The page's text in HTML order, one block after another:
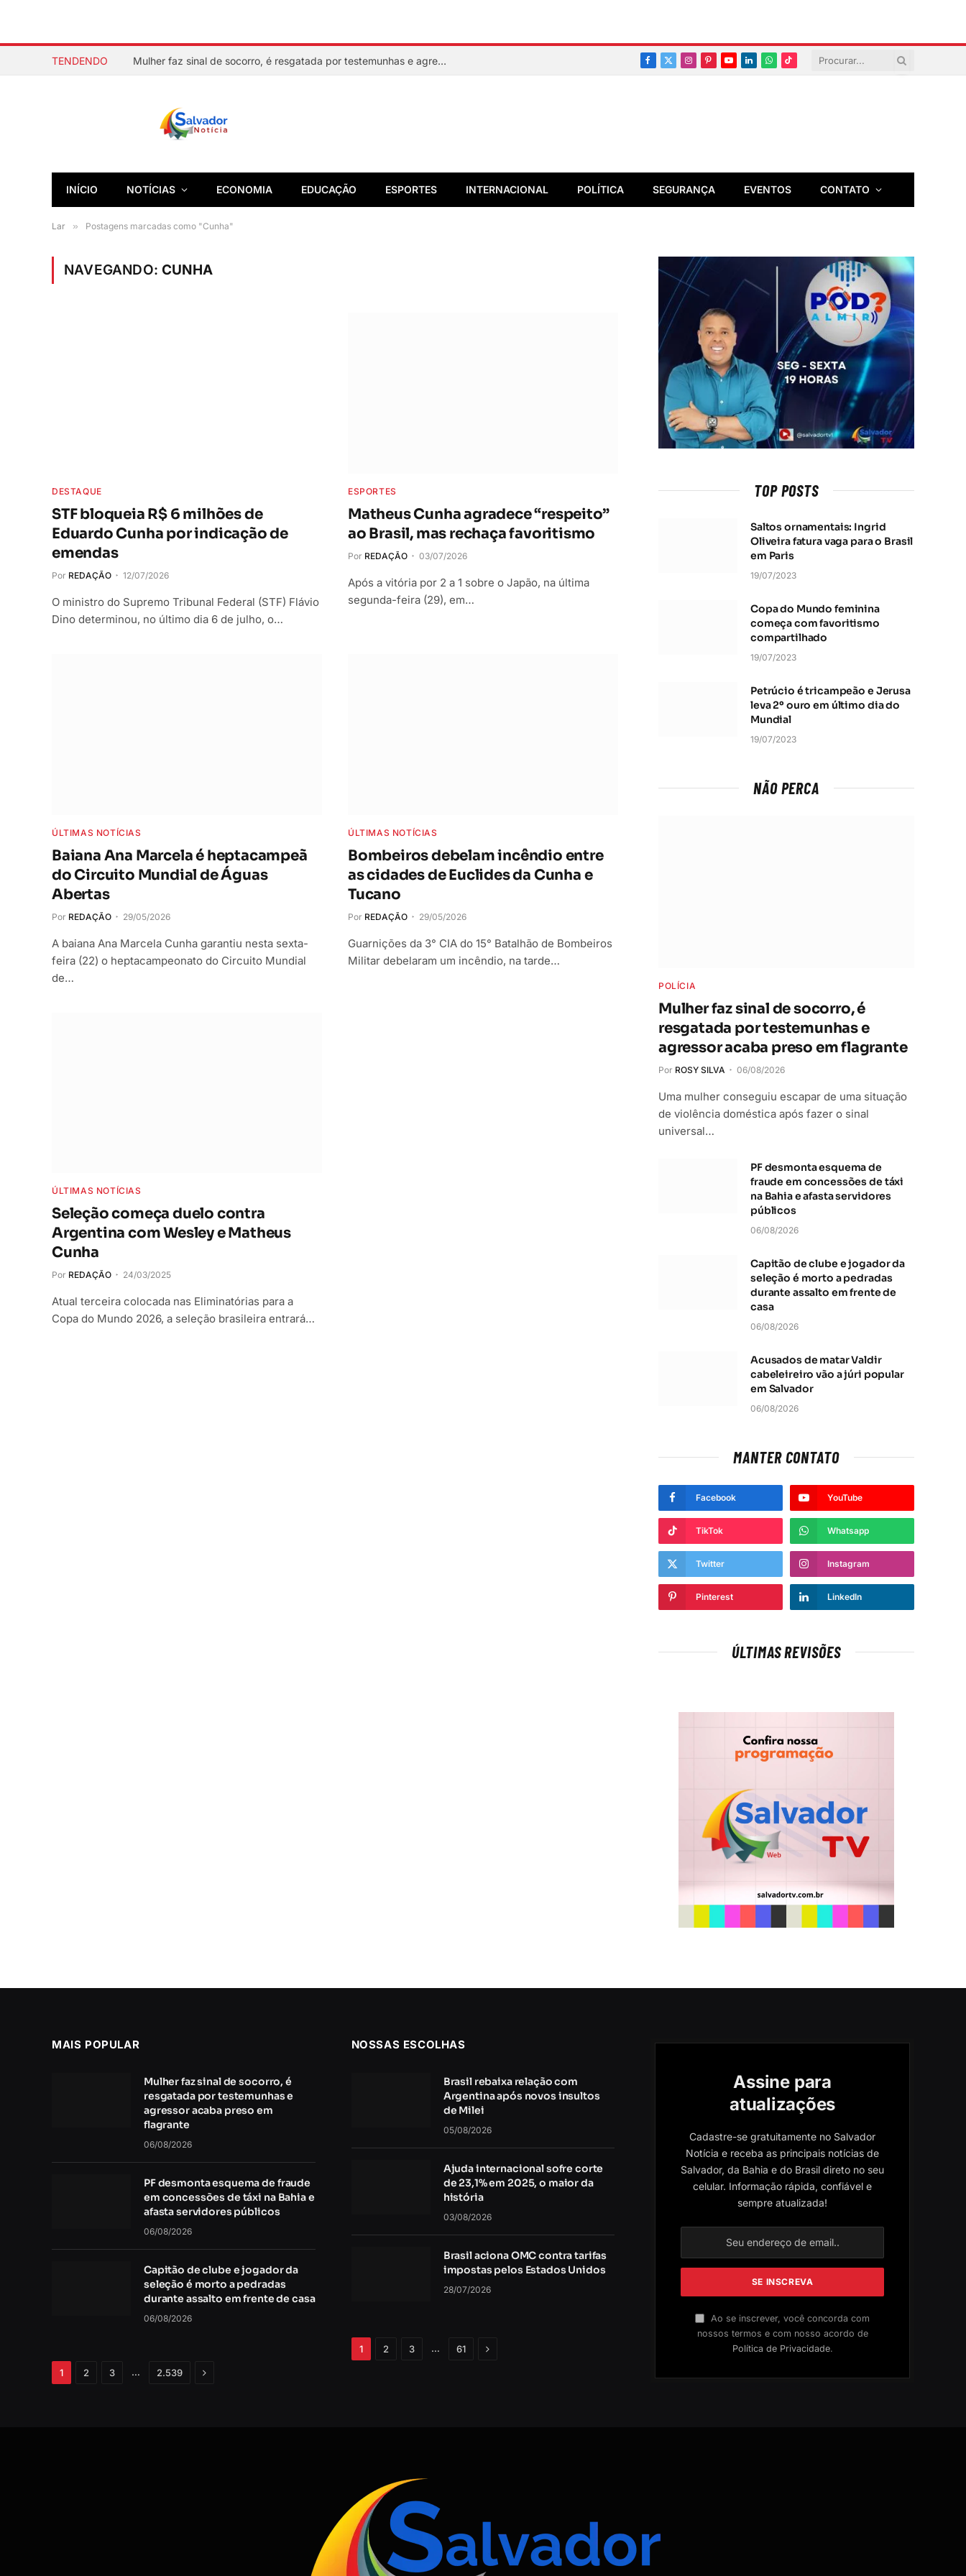
TENDENDO Mulher faz sinal de socorro, é resgatada por testemunhas e agressor acaba preso em flagrante
Facebook
X
Instagram
PinterestYouTubeLinkedInWhatsapp
TikTok
INÍCIO NOTÍCIAS ECONOMIA EDUCAÇÃO ESPORTES INTERNACIONAL POLÍTICA SEGURANÇA EVENTOS CONTATO
Lar » Postagens marcadas como "Cunha"
NAVEGANDO: CUNHA
DESTAQUE
STF bloqueia R$ 6 milhões de
Eduardo Cunha por indicação de
emendas
Por REDAÇÃO 12/07/2026
O ministro do Supremo Tribunal Federal (STF) Flávio
Dino determinou, no último dia 6 de julho, o…
ESPORTES
Matheus Cunha agradece “respeito”
ao Brasil, mas rechaça favoritismo
Por REDAÇÃO 03/07/2026
Após a vitória por 2 a 1 sobre o Japão, na última
segunda-feira (29), em…
ÚLTIMAS NOTÍCIAS
Baiana Ana Marcela é heptacampeã
do Circuito Mundial de Águas
Abertas
Por REDAÇÃO 29/05/2026
A baiana Ana Marcela Cunha garantiu nesta sexta-
feira (22) o heptacampeonato do Circuito Mundial
de…
ÚLTIMAS NOTÍCIAS
Bombeiros debelam incêndio entre
as cidades de Euclides da Cunha e
Tucano
Por REDAÇÃO 29/05/2026
Guarnições da 3° CIA do 15° Batalhão de Bombeiros
Militar debelaram um incêndio, na tarde…
ÚLTIMAS NOTÍCIAS
Seleção começa duelo contra
Argentina com Wesley e Matheus
Cunha
Por REDAÇÃO 24/03/2025
Atual terceira colocada nas Eliminatórias para a
Copa do Mundo 2026, a seleção brasileira entrará…
TOP POSTS
Saltos ornamentais: Ingrid
Oliveira fatura vaga para o Brasil
em Paris
19/07/2023
Copa do Mundo feminina
começa com favoritismo
compartilhado
19/07/2023
Petrúcio é tricampeão e Jerusa
leva 2º ouro em último dia do
Mundial
19/07/2023
NÃO PERCA
POLÍCIA
Mulher faz sinal de socorro, é
resgatada por testemunhas e
agressor acaba preso em flagrante
Por ROSY SILVA 06/08/2026
Uma mulher conseguiu escapar de uma situação
de violência doméstica após fazer o sinal
universal…
PF desmonta esquema de
fraude em concessões de táxi
na Bahia e afasta servidores
públicos
06/08/2026
Capitão de clube e jogador da
seleção é morto a pedradas
durante assalto em frente de
casa
06/08/2026
Acusados de matar Valdir
cabeleireiro vão a júri popular
em Salvador
06/08/2026
MANTER CONTATO
Facebook YouTube
TikTok Whatsapp
Twitter Instagram
Pinterest LinkedIn
ÚLTIMAS REVISÕES
MAIS POPULAR
Mulher faz sinal de socorro, é
resgatada por testemunhas e
agressor acaba preso em
flagrante
06/08/2026
PF desmonta esquema de fraude
em concessões de táxi na Bahia e
afasta servidores públicos
06/08/2026
Capitão de clube e jogador da
seleção é morto a pedradas
durante assalto em frente de casa
06/08/2026
1 2 3 … 2.539 Próximo
NOSSAS ESCOLHAS
Brasil rebaixa relação com
Argentina após novos insultos
de Milei
05/08/2026
Ajuda internacional sofre corte
de 23,1% em 2025, o maior da
história
03/08/2026
Brasil aciona OMC contra tarifas
impostas pelos Estados Unidos
28/07/2026
1 2 3 … 61 Próximo
Assine para
atualizações
Cadastre-se gratuitamente no Salvador
Notícia e receba as principais notícias de
Salvador, da Bahia e do Brasil direto no seu
celular. Informação rápida, confiável e
sempre atualizada!
Ao se inscrever, você concorda com
nossos termos e com nosso acordo de
Política de Privacidade.